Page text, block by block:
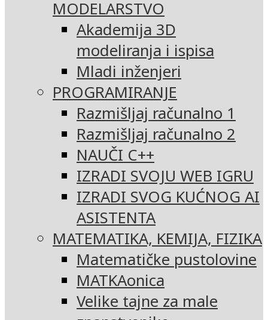
MODELARSTVO
Akademija 3D
modeliranja i ispisa
Mladi inženjeri
PROGRAMIRANJE
Razmišljaj računalno 1
Razmišljaj računalno 2
NAUČI C++
IZRADI SVOJU WEB IGRU
IZRADI SVOG KUĆNOG AI
ASISTENTA
MATEMATIKA, KEMIJA, FIZIKA
Matematičke pustolovine
MATKAonica
Velike tajne za male